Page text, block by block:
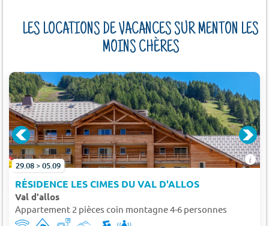
LES LOCATIONS DE VACANCES SUR MENTON LES
MOINS CHÈRES
29.08 > 05.09
RÉSIDENCE LES CIMES DU VAL D'ALLOS
Val d'allos
Appartement 2 pièces coin montagne 4-6 personnes